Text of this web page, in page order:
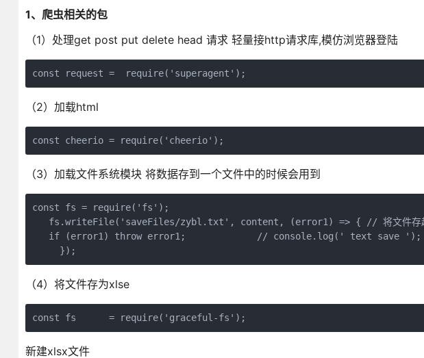
1、爬虫相关的包
（1）处理get post put delete head 请求 轻量接http请求库,模仿浏览器登陆
const request =  require('superagent');
（2）加载html
const cheerio = require('cheerio');
（3）加载文件系统模块 将数据存到一个文件中的时候会用到
const fs = require('fs');
fs.writeFile('saveFiles/zybl.txt', content, (error1) => { //
if (error1) throw error1;             // console.log(' text
     });
（4）将文件存为xlse
const fs      = require('graceful-fs');
新建xlsx文件